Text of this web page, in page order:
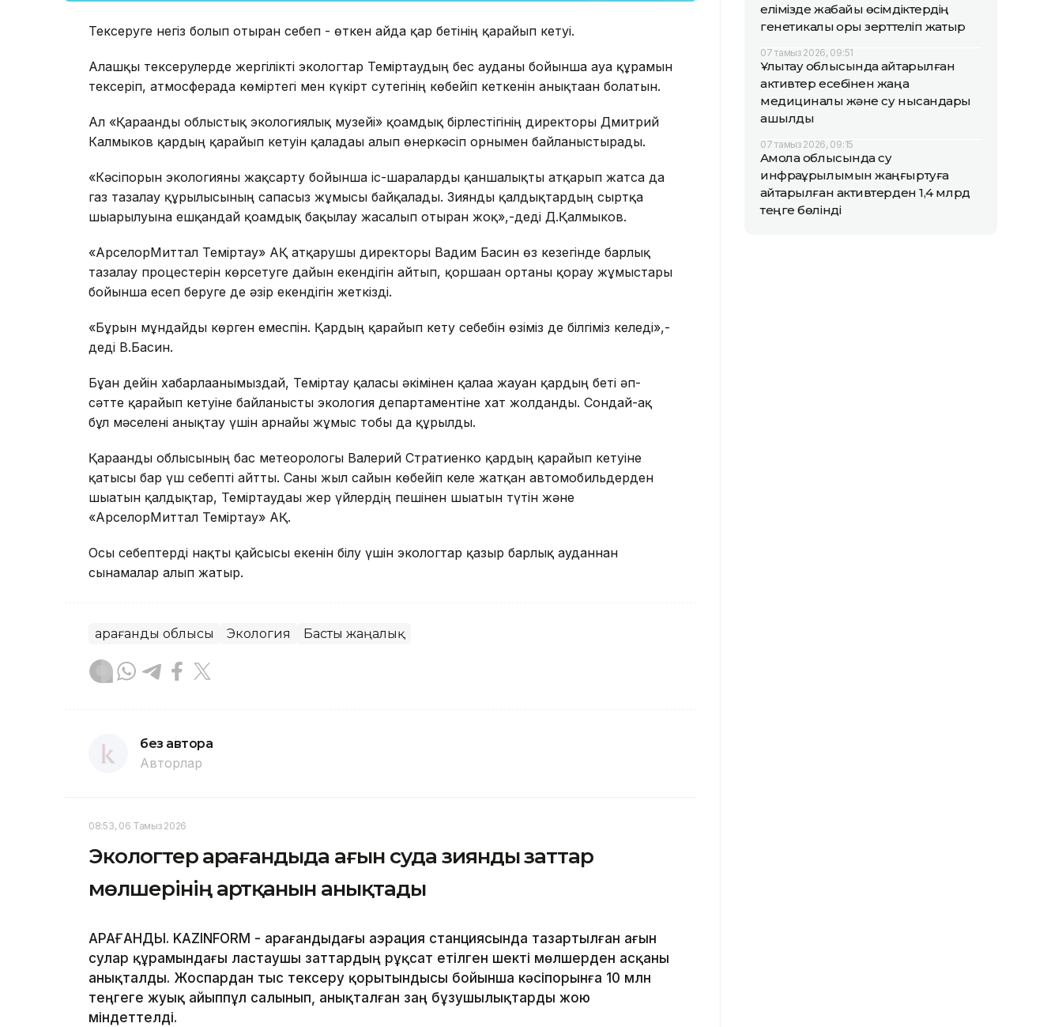
Тексеруге негіз болып отырған себеп - өткен айда қар бетінің қарайып кетуі.
Алғашқы тексерулерде жергілікті экологтар Теміртаудың бес ауданы бойынша ауа құрамын
тексеріп, атмосферада көміртегі мен күкірт сутегінің көбейіп кеткенін анықтаған болатын.
Ал «Қарағанды облыстық экологиялық музейі» қоғамдық бірлестігінің директоры Дмитрий
Калмыков қардың қарайып кетуін қаладағы алып өнеркәсіп орнымен байланыстырады.
«Кәсіпорын экологияны жақсарту бойынша іс-шараларды қаншалықты атқарып жатса да
газ тазалау құрылғысының сапасыз жұмысы байқалады. Зиянды қалдықтардың сыртқа
шығарылуына ешқандай қоғамдық бақылау жасалып отырған жоқ»,-деді Д.Қалмыков.
«АрселорМиттал Теміртау» АҚ атқарушы директоры Вадим Басин өз кезегінде барлық
тазалау процестерін көрсетуге дайын екендігін айтып, қоршаған ортаны қорғау жұмыстары
бойынша есеп беруге де әзір екендігін жеткізді.
«Бұрын мұндайды көрген емеспін. Қардың қарайып кету себебін өзіміз де білгіміз келеді»,-
деді В.Басин.
Бұған дейін хабарлағанымыздай, Теміртау қаласы әкімінен қалаға жауған қардың беті әп-
сәтте қарайып кетуіне байланысты экология департаментіне хат жолданды. Сондай-ақ
бұл мәселені анықтау үшін арнайы жұмыс тобы да құрылды.
Қарағанды облысының бас метеорологы Валерий Стратиенко қардың қарайып кетуіне
қатысы бар үш себепті айтты. Саны жыл сайын көбейіп келе жатқан автомобильдерден
шығатын қалдықтар, Теміртаудағы жер үйлердің пешінен шығатын түтін және
«АрселорМиттал Теміртау» АҚ.
Осы себептерді нақты қайсысы екенін білу үшін экологтар қазыр барлық ауданнан
сынамалар алып жатыр.
Қарағанды облысы Экология Басты жаңалық
без автора
Авторлар
08:53, 06 Тамыз 2026
Экологтер Қарағандыда ағын суда зиянды заттар
мөлшерінің артқанын анықтады
ҚАРАҒАНДЫ. KAZINFORM - Қарағандыдағы аэрация станциясында тазартылған ағын
сулар құрамындағы ластаушы заттардың рұқсат етілген шекті мөлшерден асқаны
анықталды. Жоспардан тыс тексеру қорытындысы бойынша кәсіпорынға 10 млн
теңгеге жуық айыппұл салынып, анықталған заң бұзушылықтарды жою
міндеттелді.
елімізде жабайы өсімдіктердің
генетикалық қоры зерттеліп жатыр
07 тамыз 2026, 09:51
Ұлытау облысында қайтарылған
активтер есебінен жаңа
медициналық және су нысандары
ашылды
07 тамыз 2026, 09:15
Ақмола облысында су
инфрақұрылымын жаңғыртуға
қайтарылған активтерден 1,4 млрд
теңге бөлінді